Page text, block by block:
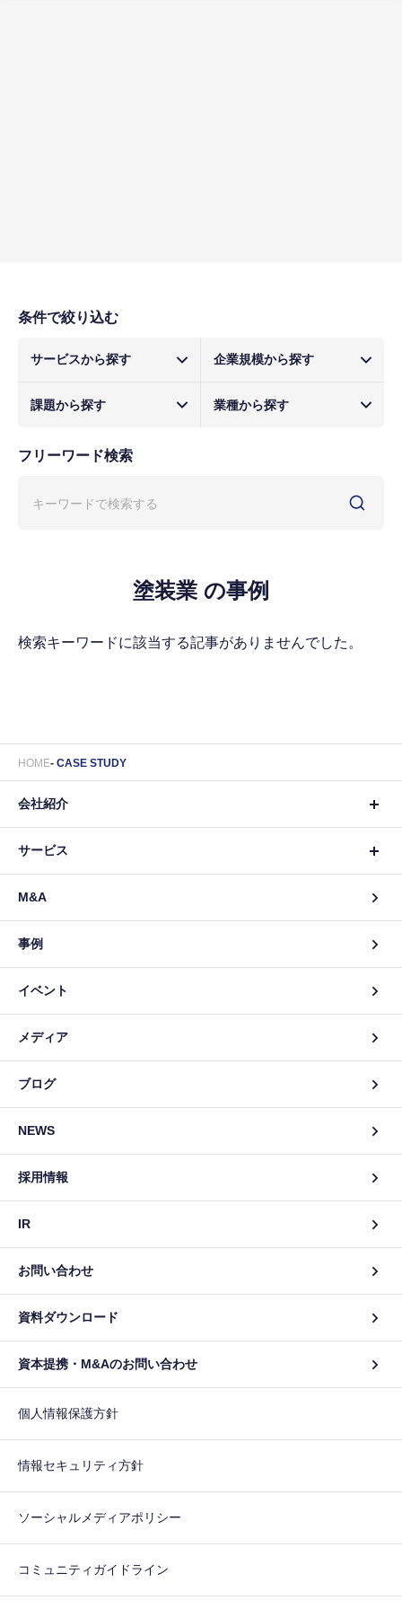
条件で絞り込む
サービスから探す 企業規模から探す
課題から探す 業種から探す
フリーワード検索
塗装業 の事例
検索キーワードに該当する記事がありませんでした。
HOME CASE STUDY
会社紹介
サービス
M&A
事例
イベント
メディア
ブログ
NEWS
採用情報
IR
お問い合わせ
資料ダウンロード
資本提携・M&Aのお問い合わせ
個人情報保護方針
情報セキュリティ方針
ソーシャルメディアポリシー
コミュニティガイドライン